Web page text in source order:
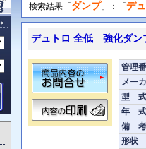
検索結果「 ダンプ 」：「 デ
デュトロ 全低 強化ダン
管理
メー
型 式
年 式
備 考
形状